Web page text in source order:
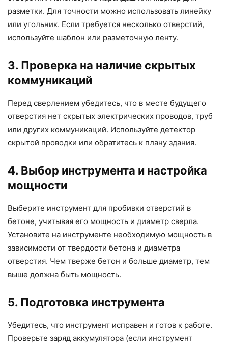
разметки. Для точности можно использовать линейку
или угольник. Если требуется несколько отверстий,
используйте шаблон или разметочную ленту.
3. Проверка на наличие скрытых
коммуникаций
Перед сверлением убедитесь, что в месте будущего
отверстия нет скрытых электрических проводов, труб
или других коммуникаций. Используйте детектор
скрытой проводки или обратитесь к плану здания.
4. Выбор инструмента и настройка
мощности
Выберите инструмент для пробивки отверстий в
бетоне, учитывая его мощность и диаметр сверла.
Установите на инструменте необходимую мощность в
зависимости от твердости бетона и диаметра
отверстия. Чем тверже бетон и больше диаметр, тем
выше должна быть мощность.
5. Подготовка инструмента
Убедитесь, что инструмент исправен и готов к работе.
Проверьте заряд аккумулятора (если инструмент